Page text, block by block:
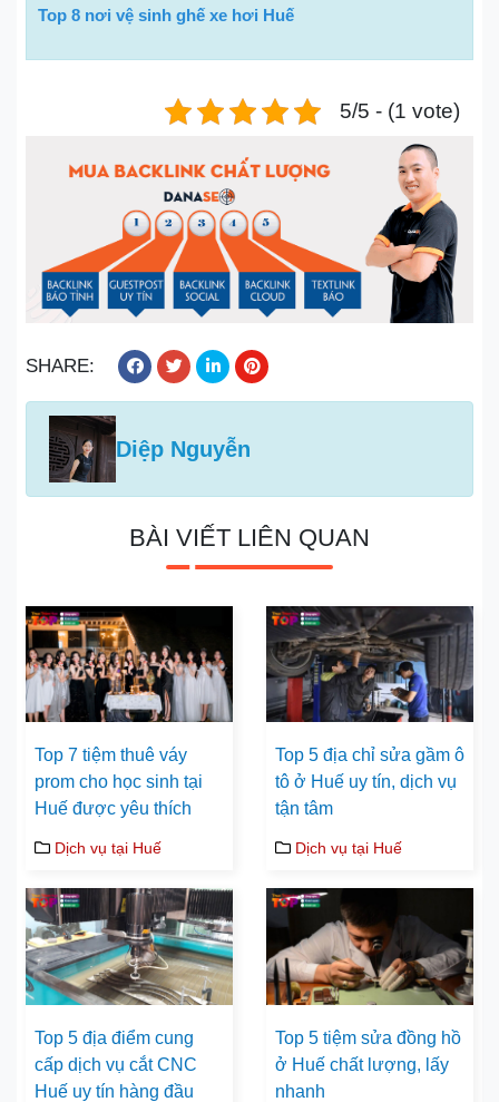
Top 8 nơi vệ sinh ghế xe hơi Huế
5/5 - (1 vote)
SHARE:
Diệp Nguyễn
BÀI VIẾT LIÊN QUAN
Top 7 tiệm thuê váy
prom cho học sinh tại
Huế được yêu thích
Dịch vụ tại Huế
Top 5 địa chỉ sửa gầm ô
tô ở Huế uy tín, dịch vụ
tận tâm
Dịch vụ tại Huế
Top 5 địa điểm cung
cấp dịch vụ cắt CNC
Huế uy tín hàng đầu
Top 5 tiệm sửa đồng hồ
ở Huế chất lượng, lấy
nhanh